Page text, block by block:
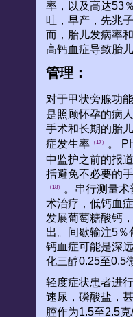
率，以及高达53
吐，早产，先兆
而，胎儿发病率
高钙血症导致胎
管理：
对于甲状旁腺功
是照顾怀孕的病
手术和长期的胎
症发生率
（17）
。
中监护之前的报
括避免不必要的
（18）
。串行测量
术治疗，低钙血
发展葡萄糖酸钙
出。间歇输注5
钙血症可能是深
化三醇0.25至0.5
轻度症状患者进
速尿，磷酸盐，
腔作为1.5至2.5